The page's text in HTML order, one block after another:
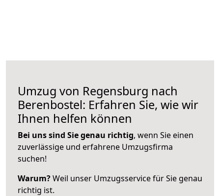
Umzug von Regensburg nach
Berenbostel: Erfahren Sie, wie wir
Ihnen helfen können
Bei uns sind Sie genau richtig, wenn Sie einen
zuverlässige und erfahrene Umzugsfirma
suchen!
Warum?Weil unser Umzugsservice für Sie genau
richtig ist.